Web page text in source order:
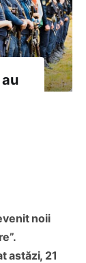
noii
astăzi, 21